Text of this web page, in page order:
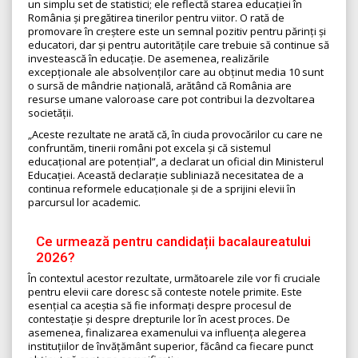
un simplu set de statistici; ele reflectă starea educației în
România și pregătirea tinerilor pentru viitor. O rată de
promovare în creștere este un semnal pozitiv pentru părinți și
educatori, dar și pentru autoritățile care trebuie să continue să
investească în educație. De asemenea, realizările
excepționale ale absolvenților care au obținut media 10 sunt
o sursă de mândrie națională, arătând că România are
resurse umane valoroase care pot contribui la dezvoltarea
societății.
„Aceste rezultate ne arată că, în ciuda provocărilor cu care ne
confruntăm, tinerii români pot excela și că sistemul
educațional are potențial”, a declarat un oficial din Ministerul
Educației. Această declarație subliniază necesitatea de a
continua reformele educaționale și de a sprijini elevii în
parcursul lor academic.
Ce urmează pentru candidații bacalaureatului
2026?
În contextul acestor rezultate, următoarele zile vor fi cruciale
pentru elevii care doresc să conteste notele primite. Este
esențial ca aceștia să fie informați despre procesul de
contestație și despre drepturile lor în acest proces. De
asemenea, finalizarea examenului va influența alegerea
instituțiilor de învățământ superior, făcând ca fiecare punct